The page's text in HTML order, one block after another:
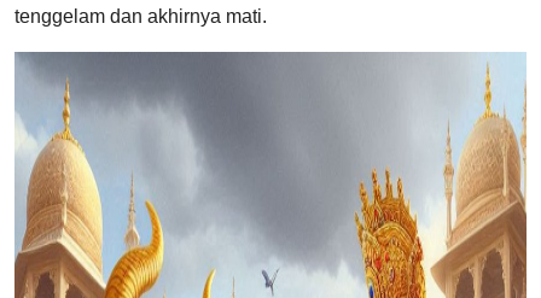
tenggelam dan akhirnya mati.